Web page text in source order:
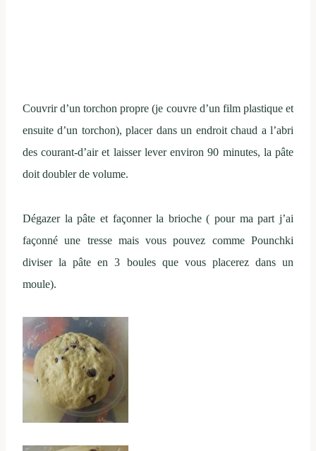
Couvrir d’un torchon propre (je couvre d’un film plastique et
ensuite d’un torchon), placer dans un endroit chaud a l’abri
des courant-d’air et laisser lever environ 90 minutes, la pâte
doit doubler de volume.
Dégazer la pâte et façonner la brioche ( pour ma part j’ai
façonné une tresse mais vous pouvez comme Pounchki
diviser la pâte en 3 boules que vous placerez dans un
moule).